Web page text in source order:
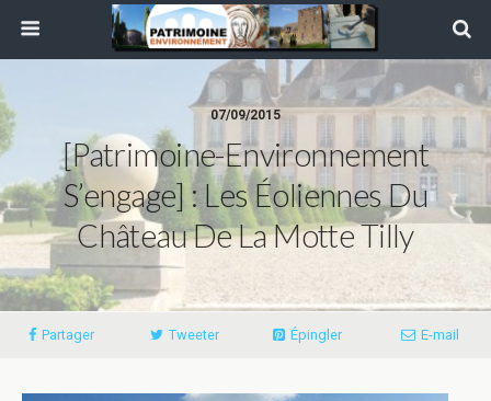
07/09/2015
[Patrimoine-Environnement
S’engage] : Les Éoliennes Du
Château De La Motte Tilly
Partager Tweeter Épingler E-mail